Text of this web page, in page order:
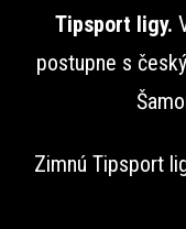
Tipsport ligy.
postupne s
Zimnú Tipsport